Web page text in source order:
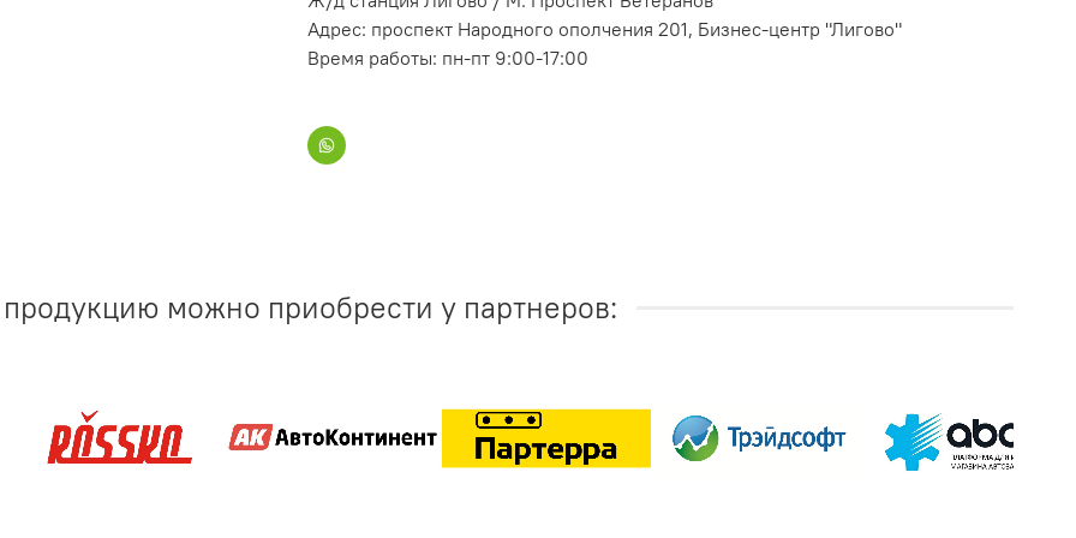
Адрес: проспект Народного ополчения 201, Бизнес-центр "Лигово"
Время работы: пн-пт 9:00-17:00
можно приобрести у партнеров: